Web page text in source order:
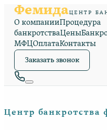
ФемидаЦЕНТР
О компанииПроцедура
банкротстваЦены
МФЦОплатаКонтакты
Заказать звонок
Центр банкротства